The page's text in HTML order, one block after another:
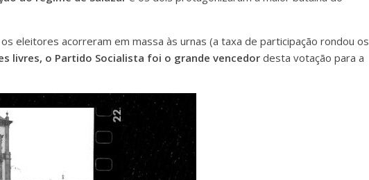
eleitores acorreram em massa às urnas (a taxa de participação rondou os
livres, o Partido Socialista foi o grande vencedor desta votação para a